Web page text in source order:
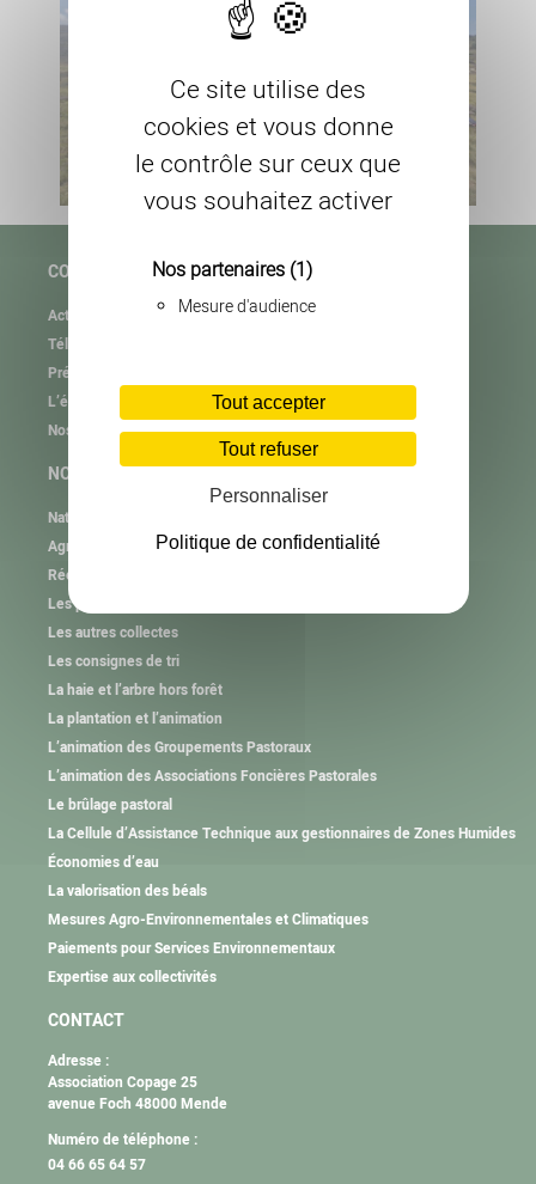
Ce site utilise des
cookies et vous donne
le contrôle sur ceux que
vous souhaitez activer
Nos partenaires (1)
Mesure d'audience
Tout accepter
Tout refuser
Personnaliser
Politique de confidentialité
COPAGE
Actualités
Téléchargement
Présentation de l’association
L’équipe
Nos partenaires
NOS MISSIONS
Natura 2000
Agrifaune
RéeL CPIE de Lozère
Les plastiques agricoles
Les autres collectes
Les consignes de tri
La haie et l’arbre hors forêt
La plantation et l’animation
L’animation des Groupements Pastoraux
L’animation des Associations Foncières Pastorales
Le brûlage pastoral
La Cellule d’Assistance Technique aux gestionnaires de Zones Humides
Économies d’eau
La valorisation des béals
Mesures Agro-Environnementales et Climatiques
Paiements pour Services Environnementaux
Expertise aux collectivités
CONTACT
Adresse :
Association Copage 25
avenue Foch 48000 Mende
Numéro de téléphone :
04 66 65 64 57